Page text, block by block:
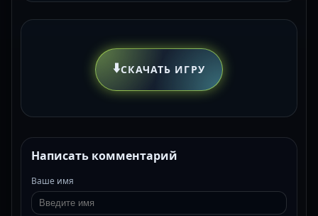
⬇️СКАЧАТЬ ИГРУ
Написать комментарий
Ваше имя